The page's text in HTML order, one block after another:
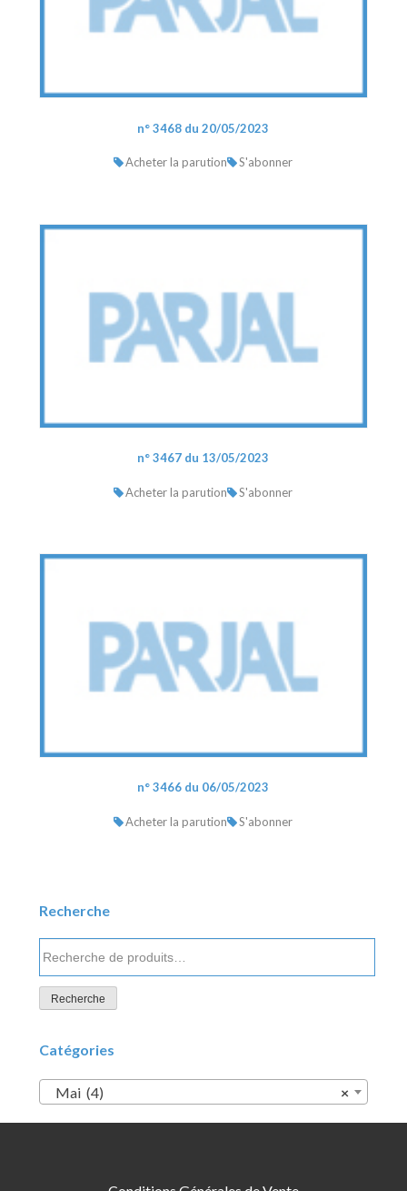
n° 3468 du 20/05/2023
Acheter la parution S'abonner
n° 3467 du 13/05/2023
Acheter la parution S'abonner
n° 3466 du 06/05/2023
Acheter la parution S'abonner
Recherche
pour :
Recherche
Catégories
×
Mai (4)